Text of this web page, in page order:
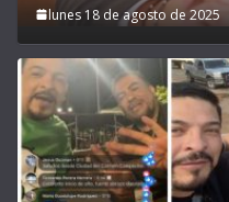
lunes 18 de agosto de 2025